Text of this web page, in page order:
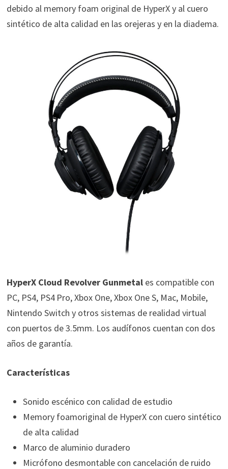
debido al memory foam original de HyperX y al cuero
sintético de alta calidad en las orejeras y en la diadema.
HyperX Cloud Revolver Gunmetales compatible con
PC, PS4, PS4 Pro, Xbox One, Xbox One S, Mac, Mobile,
Nintendo Switch y otros sistemas de realidad virtual
con puertos de 3.5mm. Los audífonos cuentan con dos
años de garantía.
Características
Sonido escénico con calidad de estudio
Memory foamoriginal de HyperX con cuero sintético
de alta calidad
Marco de aluminio duradero
Micrófono desmontable con cancelación de ruido